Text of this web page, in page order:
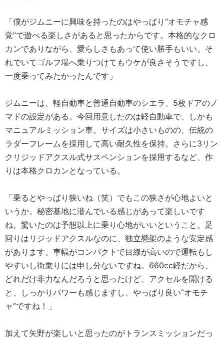
「僕がジムニーに興味を持ったのはやっぱり“オモチャ感
覚”で遊べる楽しさがあると思ったからです。本格的なクロ
カンでありながら、愛らしさもあって使い勝手もいい。そ
れでいてゴルフ場へ乗りつけてもウケが良さそうですし、
一度乗ってみたかったんです」
ジムニーは、軽自動車と普通自動車のシエラ、5枚ドアのノ
マドの設定がある。今回用意したのは軽自動車で、しかも
マニュアルミッション車。サイズは小さいものの、伝統の
ラダーフレームを採用して高い耐久性を保持。さらに3リン
クリジッドアクスル式サスペンションを採用するなど、作
りは本格クロカンとなっている。
「乗るとやっぱり狭いね（笑）でもこの狭さが心地よいと
いうか。秘密基地に潜んでいる感じがあって楽しいです
ね。驚いたのは予想以上に乗り心地がいいということ。足
回りはリジッドアクスルなのに、独立懸架のような安定感
があります。車幅がコンパクトで目線が高いので運転もし
やすいし街乗りには申し分ないですね。660cc軽だから、
どれだけ非力なんだろうと思ったけど、アクセルを開ける
と、しっかりパワーも感じますし、やっぱり良い“オモチ
ャ”ですね！」
加えて矢野が楽しいと思ったのがトランスミッションだっ